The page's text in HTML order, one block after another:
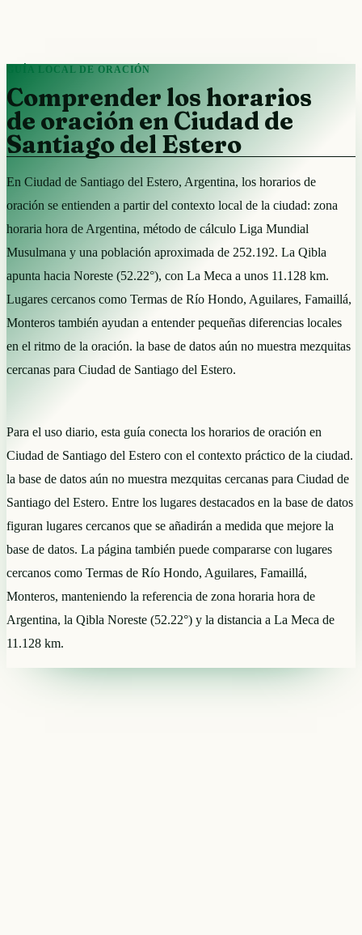
GUÍA LOCAL DE ORACIÓN
Comprender los horarios
de oración en Ciudad de
Santiago del Estero
En Ciudad de Santiago del Estero, Argentina, los horarios de
oración se entienden a partir del contexto local de la ciudad: zona
horaria hora de Argentina, método de cálculo Liga Mundial
Musulmana y una población aproximada de 252.192. La Qibla
apunta hacia Noreste (52.22°), con La Meca a unos 11.128 km.
Lugares cercanos como Termas de Río Hondo, Aguilares, Famaillá,
Monteros también ayudan a entender pequeñas diferencias locales
en el ritmo de la oración. la base de datos aún no muestra mezquitas
cercanas para Ciudad de Santiago del Estero.
Para el uso diario, esta guía conecta los horarios de oración en
Ciudad de Santiago del Estero con el contexto práctico de la ciudad.
la base de datos aún no muestra mezquitas cercanas para Ciudad de
Santiago del Estero. Entre los lugares destacados en la base de datos
figuran lugares cercanos que se añadirán a medida que mejore la
base de datos. La página también puede compararse con lugares
cercanos como Termas de Río Hondo, Aguilares, Famaillá,
Monteros, manteniendo la referencia de zona horaria hora de
Argentina, la Qibla Noreste (52.22°) y la distancia a La Meca de
11.128 km.